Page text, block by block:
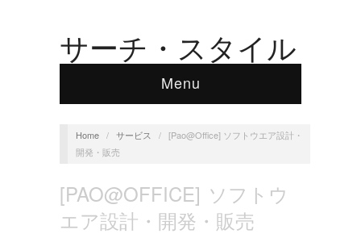
サーチ・スタイル
Menu
Home / サービス /
[Pao@Office] ソフトウエア設計・
開発・販売
[PAO@OFFICE] ソフトウ
エア設計・開発・販売